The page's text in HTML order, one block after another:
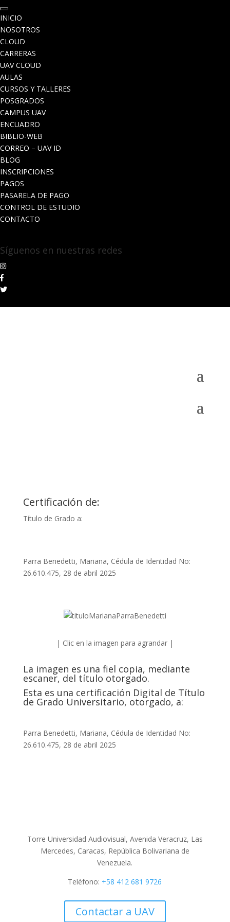
INICIO
NOSOTROS
CLOUD
CARRERAS
UAV CLOUD
AULAS
CURSOS Y TALLERES
POSGRADOS
CAMPUS UAV
ENCUADRO
BIBLIO-WEB
CORREO – UAV ID
BLOG
INSCRIPCIONES
PAGOS
PASARELA DE PAGO
CONTROL DE ESTUDIO
CONTACTO
Síguenos en nuestras redes
Certificación de:
Título de Grado a:
Parra Benedetti, Mariana, Cédula de Identidad No:
26.610.475, 28 de abril 2025
| Clic en la imagen para agrandar |
La imagen es una fiel copia, mediante
escaner, del título otorgado.
Esta es una certificación Digital de Título
de Grado Universitario, otorgado, a:
Parra Benedetti, Mariana, Cédula de Identidad No:
26.610.475, 28 de abril 2025
Torre Universidad Audiovisual, Avenida Veracruz, Las
Mercedes, Caracas, República Bolivariana de
Venezuela.
Teléfono: +58 412 681 9726
Contactar a UAV